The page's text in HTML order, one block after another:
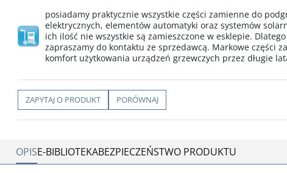
posiadamy praktycznie wszystkie części zamienne do
elektrycznych, elementów automatyki oraz systemów
ich ilość nie wszystkie są zamieszczone w esklepie.
zapraszamy do kontaktu ze sprzedawcą. Markowe części
komfort użytkowania urządzeń grzewczych przez długie
ZAPYTAJ O PRODUKT PORÓWNAJ
OPISE-BIBLIOTEKABEZPIECZEŃSTWO PRODUKTU